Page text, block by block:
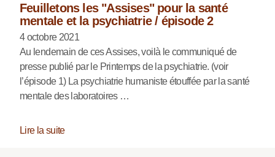
Feuilletons les "Assises" pour la santé
mentale et la psychiatrie / épisode 2
4 octobre 2021
Au lendemain de ces Assises, voilà le communiqué de
presse publié par le Printemps de la psychiatrie. (voir
l’épisode 1) La psychiatrie humaniste étouffée par la santé
mentale des laboratoires …
Lire la suite